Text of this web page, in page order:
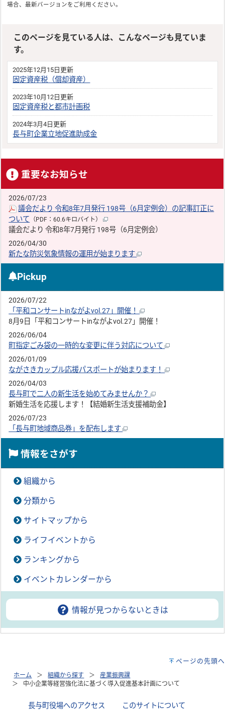
場合、最新バージョンをご利用ください。
このページを見ている人は、こんなページも見ていま
す。
2025年12月15日更新
固定資産税（償却資産）
2023年10月12日更新
固定資産税と都市計画税
2024年3月4日更新
長与町企業立地促進助成金
重要なお知らせ
2026/07/23
議会だより 令和8年7月発行 198号（6月定例会）の記事訂正に
ついて （PDF：60.6キロバイト）
議会だより 令和8年7月発行 198号（6月定例会）
2026/04/30
新たな防災気象情報の運用が始まります
Pickup
2026/07/22
「平和コンサートinながよvol.27」開催！
8月9日「平和コンサートinながよvol.27」開催！
2026/06/04
町指定ごみ袋の一時的な変更に伴う対応について
2026/01/09
ながさきカップル応援パスポートが始まります！
2026/04/03
長与町で二人の新生活を始めてみませんか？
新婚生活を応援します！【結婚新生活支援補助金】
2026/07/23
「長与町地域商品券」を配布します
情報をさがす
組織から
分類から
サイトマップから
ライフイベントから
ランキングから
イベントカレンダーから
情報が見つからないときは
ページの先頭へ
ホーム 組織から探す
産業振興課
中小企業等経営強化法に基づく導入促進基本計画について
長与町役場へのアクセス このサイトについて